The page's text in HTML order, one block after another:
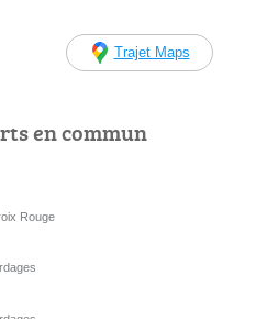
Trajet Maps
en commun
Rouge